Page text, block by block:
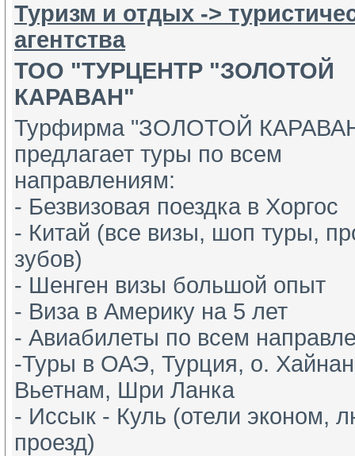
Туризм и отдых ->
агентства
ТОО "ТУРЦЕНТР "ЗОЛОТОЙ
КАРАВАН"
Турфирма "ЗОЛОТОЙ
предлагает туры по всем
направлениям:
- Безвизовая поездка в Хоргос
- Китай (все визы, шоп туры,
зубов)
- Шенген визы большой опыт
- Виза в Америку на 5 лет
- Авиабилеты по всем
-Туры в ОАЭ, Турция, о.
Вьетнам, Шри Ланка
- Иссык - Куль (отели эконом,
проезд)